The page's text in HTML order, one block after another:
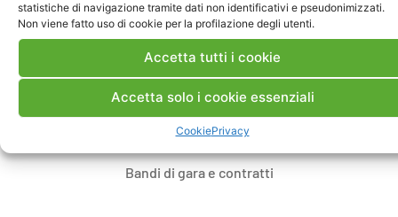
statistiche di navigazione tramite dati non identificativi e pseudonimizzati.
Non viene fatto uso di cookie per la profilazione degli utenti.
Accetta tutti i cookie
Accetta solo i cookie essenziali
CookiePrivacy
Contatti
Note Legali
Dove siamo
Bandi di gara e contratti